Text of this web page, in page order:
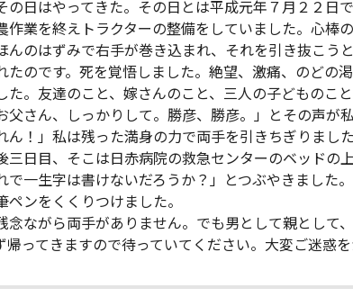
の日はやってきた。その日とは平成元年７月２２日
作業を終えトラクターの整備をしていました。心棒
んのはずみで右手が巻き込まれ、それを引き抜こう
たのです。死を覚悟しました。絶望、激痛、のどの
た。友達のこと、嫁さんのこと、三人の子どものこ
父さん、しっかりして。勝彦、勝彦。」とその声が
ん！」私は残った満身の力で両手を引きちぎりました
日目、そこは日赤病院の救急センターのベッドの
で一生字は書けないだろうか？」とつぶやきました
ペンをくくりつけました。
念ながら両手がありません。でも男として親として
帰ってきますので待っていてください。大変ご迷惑を